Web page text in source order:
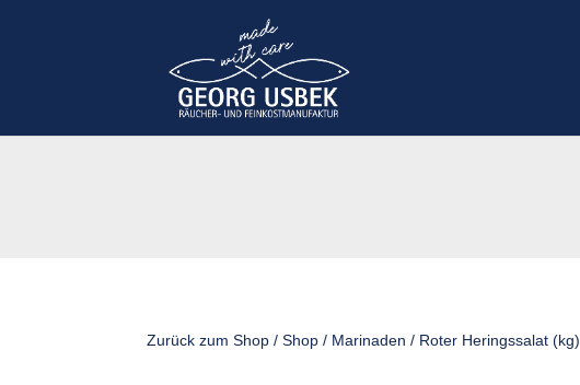
Zurück zum Shop /Shop / Marinaden / Roter Heringssalat (kg)